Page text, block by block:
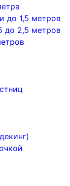
до 1,5 метров
до 2,5 метров